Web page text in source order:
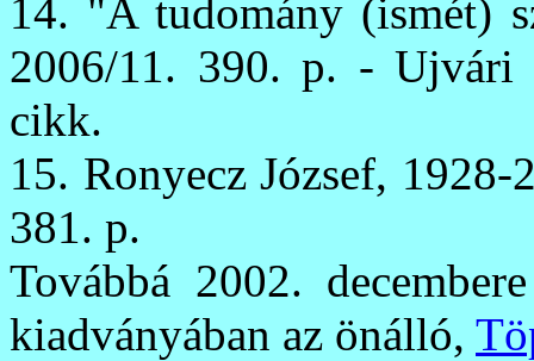
14. "A tudomány (ismét)
2006/11. 390. p. - Ujvári
cikk.
15. Ronyecz József,
381. p.
Továbbá 2002.
kiadványában az önálló,